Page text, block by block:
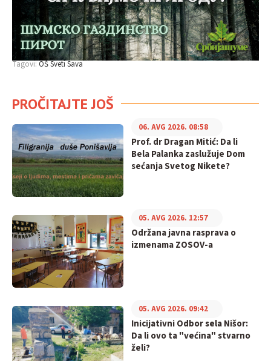
Tagovi:OŠ Sveti Sava
PROČITAJTE JOŠ
Prof. dr Dragan Mitić: Da li
Bela Palanka zaslužuje Dom
sećanja Svetog Nikete?
06. AVG 2026. 08:58
Održana javna rasprava o
izmenama ZOSOV-a
05. AVG 2026. 12:57
Inicijativni Odbor sela Nišor:
Da li ovo ta "većina" stvarno
želi?
05. AVG 2026. 09:42